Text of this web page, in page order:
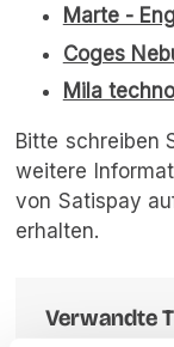
Marte -
Coges
Mila
Bitte schreiben
weitere
von Satispay
erhalten.
Verwandte